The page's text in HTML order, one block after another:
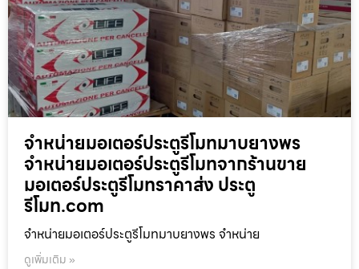
จำหน่ายมอเตอร์ประตูรีโมทมาบยางพร
จำหน่ายมอเตอร์ประตูรีโมทจากร้านขาย
มอเตอร์ประตูรีโมทราคาส่ง ประตู
รีโมท.com
จำหน่ายมอเตอร์ประตูรีโมทมาบยางพร จำหน่าย
ดูเพิ่มเติม »